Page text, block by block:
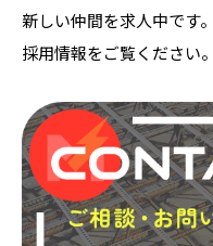
新しい仲間を求人中です
採用情報をご覧ください。